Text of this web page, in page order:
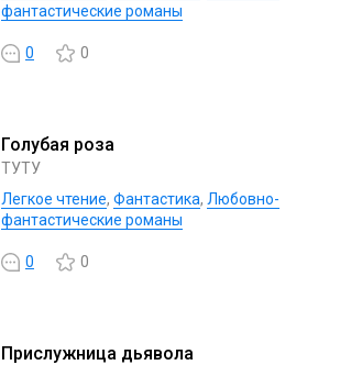
фантастические романы
0 0
Голубая роза
ТУТУ
Легкое чтение, Фантастика, Любовно-
фантастические романы
0 0
Прислужница дьявола